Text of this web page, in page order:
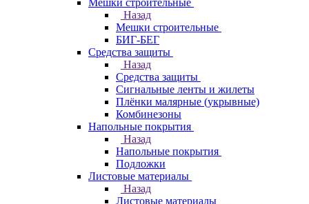
Мешки строительные
Назад
Мешки строительные
БИГ-БЕГ
Средства защиты
Назад
Средства защиты
Сигнальные ленты и жилеты
Плёнки малярные (укрывные)
Комбинезоны
Напольные покрытия
Назад
Напольные покрытия
Подложки
Листовые материалы
Назад
Листовые материалы